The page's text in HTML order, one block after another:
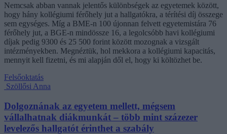
Nemcsak abban vannak jelentős különbségek az egyetemek között,
hogy hány kollégiumi férőhely jut a hallgatókra, a térítési díj összege
sem egységes. Míg a BME-n 100 újonnan felvett egyetemistára 76
férőhely jut, a BGE-n mindössze 16, a legolcsóbb havi kollégiumi
díjak pedig 9300 és 25 500 forint között mozognak a vizsgált
intézményekben. Megnéztük, hol mekkora a kollégiumi kapacitás,
mennyit kell fizetni, és mi alapján dől el, hogy ki költözhet be.
Felsőoktatás
Szöllősi Anna
Dolgoznának az egyetem mellett, mégsem
vállalhatnak diákmunkát – több mint százezer
levelezős hallgatót érinthet a szabály